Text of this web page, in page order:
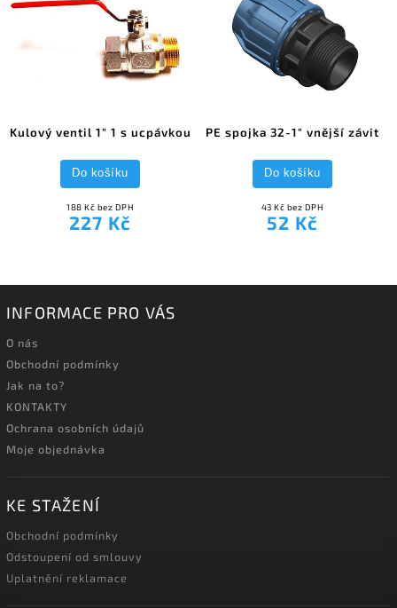
Kulový ventil 1" 1 s ucpávkou
188 Kč bez DPH
227 Kč
Do košíku
PE spojka 32-1" vnější závit
43 Kč bez DPH
52 Kč
Do košíku
INFORMACE PRO VÁS
O nás
Obchodní podmínky
Jak na to?
KONTAKTY
Ochrana osobních údajů
Moje objednávka
KE STAŽENÍ
Obchodní podmínky
Odstoupení od smlouvy
Uplatnění reklamace